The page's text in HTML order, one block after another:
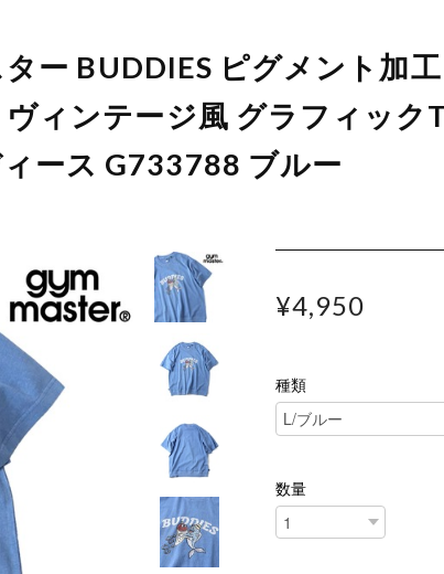
ー BUDDIES ピグメント加
ィンテージ風 グラフィック
ース G733788 ブルー
¥4,950
種類
数量